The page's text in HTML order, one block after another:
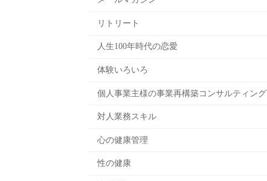
リトリート
人生100年時代の恋愛
体験いろいろ
個人事業主様の事業再構築コンサルティング
対人業務スキル
心の健康管理
性の健康